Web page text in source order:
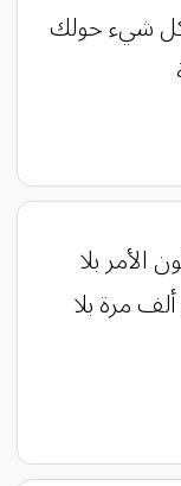
كل شيء حولك
الأمر بلا
مرة بلا